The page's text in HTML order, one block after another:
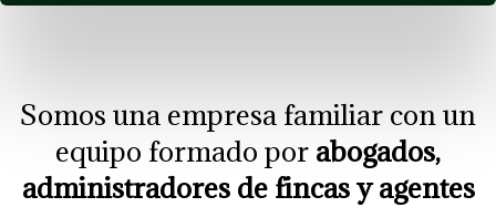
Somos una empresa familiar con un
equipo formado por abogados,
administradores de fincas y agentes